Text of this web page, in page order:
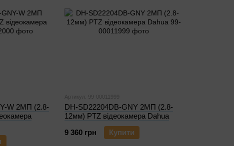
W 2МП (2.8-
Артикул: 99-00011999
DH-SD22204DB-GNY 2МП (2.8-
12мм) PTZ відеокамера Dahua
9 360 грн
Купити